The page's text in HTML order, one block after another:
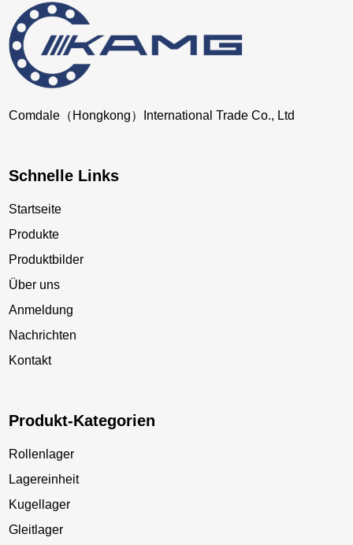
Comdale（Hongkong）International Trade Co., Ltd
Schnelle Links
Startseite
Produkte
Produktbilder
Über uns
Anmeldung
Nachrichten
Kontakt
Produkt-Kategorien
Rollenlager
Lagereinheit
Kugellager
Gleitlager